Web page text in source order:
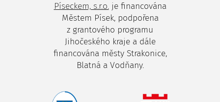
Píseckem, s.r.o.je financována
Městem Písek, podpořena
z grantového programu
Jihočeského kraje a dále
financována městy Strakonice,
Blatná a Vodňany.